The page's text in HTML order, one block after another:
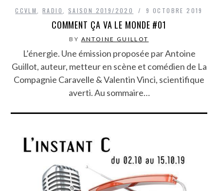
CCVLM ,RADIO SAISON 2019/2020 9 OCTOBRE 2019
COMMENT ÇA VA LE MONDE #01
BY ANTOINE GUILLOT
L’énergie. Une émission proposée par Antoine
Guillot, auteur, metteur en scène et comédien de La
Compagnie Caravelle & Valentin Vinci, scientifique
averti. Au sommaire…